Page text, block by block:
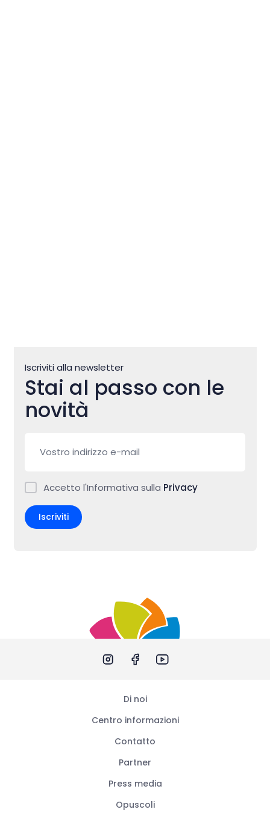
Iscriviti alla newsletter
Stai al passo con le
novità
Accetto l'Informativa sulla Privacy
Iscriviti
Di noi
Centro informazioni
Contatto
Partner
Press media
Opuscoli